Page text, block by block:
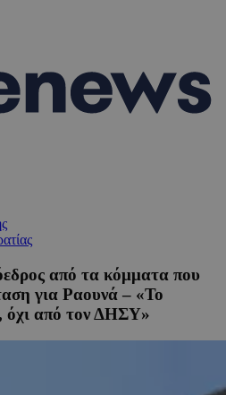
από τα κόμματα που
για Ραουνά – «Το
από τον ΔΗΣΥ»